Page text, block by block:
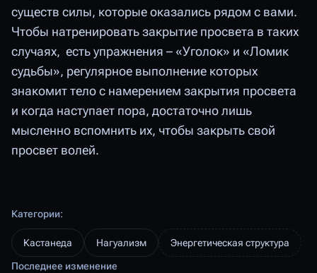
существ силы, которые оказались рядом с вами.
Чтобы натренировать закрытие просвета в таких
случаях, есть упражнения – «Уголок» и «Ломик
судьбы», регулярное выполнение которых
знакомит тело с намерением закрытия просвета
и когда наступает пора, достаточно лишь
мысленно вспомнить их, чтобы закрыть свой
просвет волей.
Категории:
Кастанеда Нагуализм Энергетическая структура
Последнее изменение